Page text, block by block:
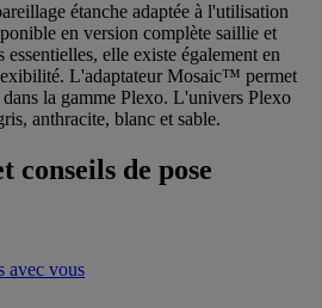
étanche adaptée à l'utilisation
en version complète saillie et
elle existe également en
L'adaptateur Mosaic™ permet
la gamme Plexo. L'univers Plexo
anthracite, blanc et sable.
conseils de pose
avec vous